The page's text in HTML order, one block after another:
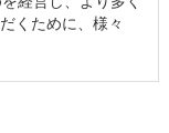
くために、様々